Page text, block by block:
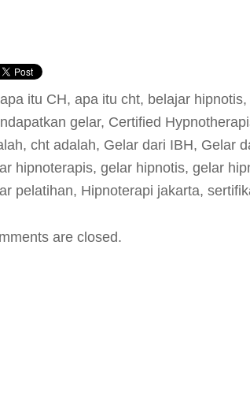
apa itu CH, apa itu cht, belajar hipnotis,
gelar, Certified
, cht adalah, Gelar dari IBH, Gelar
hipnoterapis, gelar hipnotis, gelar
pelatihan, Hipnoterapi jakarta,
are closed.